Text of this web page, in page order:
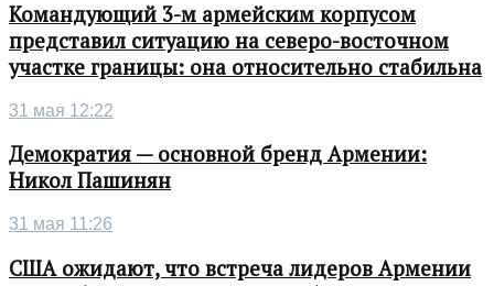
Командующий 3-м армейским корпусом
представил ситуацию на северо-восточном
участке границы: она относительно стабильна
31 мая 12:22
Демократия — основной бренд Армении:
Никол Пашинян
31 мая 11:26
США ожидают, что встреча лидеров Армении